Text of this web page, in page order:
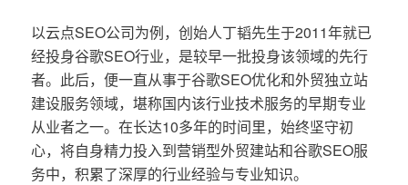
以云点SEO公司为例，创始人丁韬先生于2011年就已
经投身谷歌SEO行业，是较早一批投身该领域的先行
者。此后，便一直从事于谷歌SEO优化和外贸独立站
建设服务领域，堪称国内该行业技术服务的早期专业
从业者之一。在长达10多年的时间里，始终坚守初
心，将自身精力投入到营销型外贸建站和谷歌SEO服
务中，积累了深厚的行业经验与专业知识。